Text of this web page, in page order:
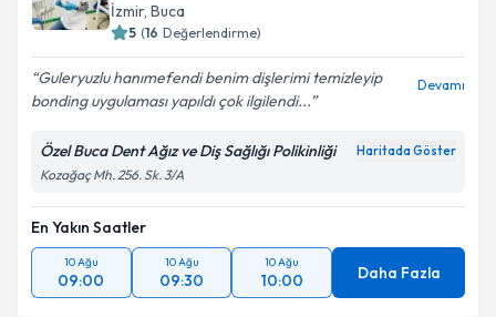
İzmir, Buca
5 (16 Değerlendirme)
Guleryuzlu hanımefendi benim dişlerimi temizleyip
bonding uygulaması yapıldı çok ilgilendi...
Devamı
Özel Buca Dent Ağız ve Diş Sağlığı Polikinliği Haritada Göster
Kozağaç Mh. 256. Sk. 3/A
En Yakın Saatler
10 Ağu
09:00
10 Ağu
09:30
10 Ağu
10:00 Daha Fazla